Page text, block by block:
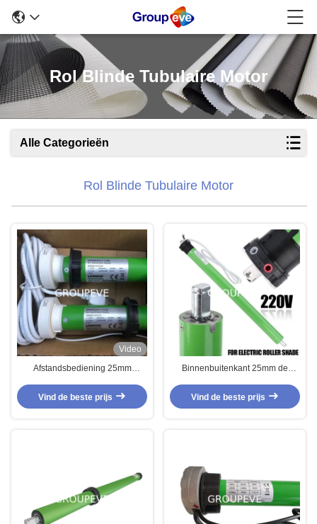
Rol Blinde Tubulaire Motor
Alle Categorieën
Rol Blinde Tubulaire Motor
Video
Afstandsbediening 25mm
Rolzonneblinden IP44
Vind de beste prijs
Binnenbuitenkant 25mm de
Smart Homezonneblinden
Vind de beste prijs